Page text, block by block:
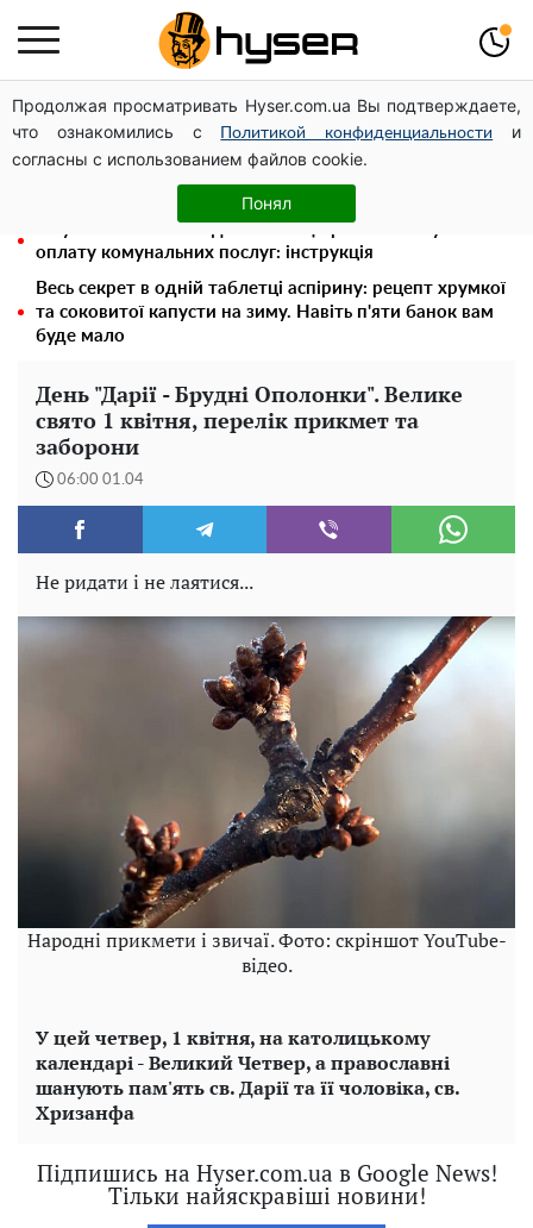
Продолжая просматривать Hyser.com.ua Вы подтверждаете,
что ознакомились с
Политикой конфиденциальности
и
согласны с использованием файлов cookie.
Понял
Гола Олена Тополя у цікавих позах змусила відвисати
щелепи: злив відео – було лише початком
Повністю гола Анна Трінчер блиснула "принадами":
таких розмірів ви ще не бачили
оплату комунальних послуг: інструкція
Весь секрет в одній таблетці аспірину: рецепт хрумкої
та соковитої капусти на зиму. Навіть п'яти банок вам
буде мало
День "Дарії - Брудні Ополонки". Велике
свято 1 квітня, перелік прикмет та
заборони
06:00 01.04
Не ридати і не лаятися...
Народні прикмети і звичаї. Фото: скріншот YouTube-
відео.
У цей четвер, 1 квітня, на католицькому
календарі - Великий Четвер, а православні
шанують пам'ять св. Дарії та її чоловіка, св.
Хризанфа
Підпишись на Hyser.com.ua в Google News!
Тільки найяскравіші новини!